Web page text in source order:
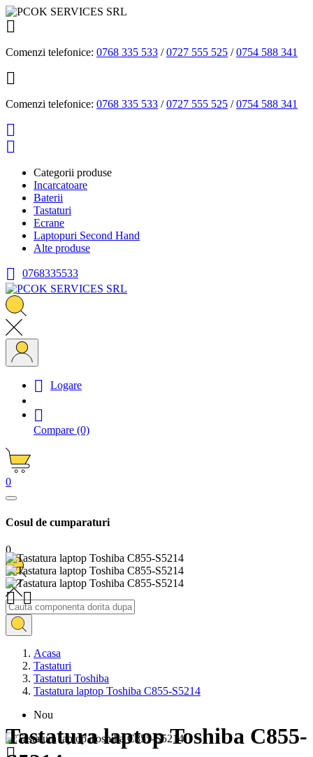

Comenzi telefonice: 0768 335 533 /0727 555 525 /0754 588 341

Comenzi telefonice: 0768 335 533 /0727 555 525 /0754 588 341


Categorii produse
Incarcatoare
Baterii
Tastaturi
Ecrane
Laptopuri Second Hand
Alte produse
 0768335533
 Logare

Compare (0)
0
Cosul de cumparaturi
0
Acasa
Tastaturi
Tastaturi Toshiba
Tastatura laptop Toshiba C855-S5214
Nou
 
Tastatura laptop Toshiba C855-